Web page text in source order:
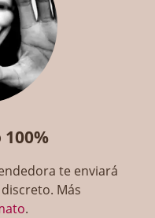
te enviará
Más
.